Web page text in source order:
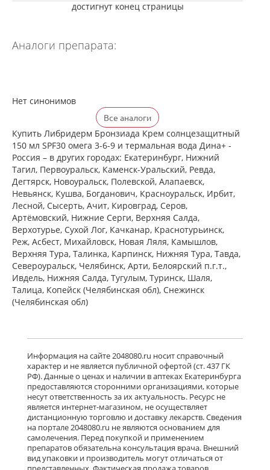
достигнут конец страницы
Аналоги препарата:
Нет синонимов
Все аналоги
Купить Либридерм Бронзиада Крем солнцезащитный
150 мл SPF30 омега 3-6-9 и термальная вода Дина+ -
Россия – в других городах: Екатеринбург, Нижний
Тагил, Первоуральск, Каменск-Уральский, Ревда,
Дегтярск, Новоуральск, Полевской, Алапаевск,
Невьянск, Кушва, Богданович, Красноуральск, Ирбит,
Лесной, Сысерть, Ачит, Кировград, Серов,
Артёмовский, Нижние Cерги, Верхняя Салда,
Верхотурье, Сухой Лог, Качканар, Краснотурьинск,
Реж, Асбест, Михайловск, Новая Ляля, Камышлов,
Верхняя Тура, Талинка, Карпинск, Нижняя Тура, Тавда,
Североуральск, Челябинск, Арти, Белоярский п.г.т.,
Ивдель, Нижняя Салда, Тугулым, Туринск, Шаля,
Талица, Копейск (Челябинская обл), Снежинск
(Челябинская обл)
Информация на сайте 2048080.ru носит справочный
характер и не является публичной офертой (ст. 437 ГК
РФ). Данные о ценах и наличии в аптеках Екатеринбурга
предоставляются сторонними организациями, которые
несут ответственность за их актуальность. Ресурс не
является интернет-магазином, не осуществляет
дистанционную торговлю и доставку лекарств. Сведения
на портале 2048080.ru не являются основанием для
самолечения. Перед покупкой и применением
препаратов обязательна консультация врача. Внешний
вид упаковки и производитель могут отличаться от